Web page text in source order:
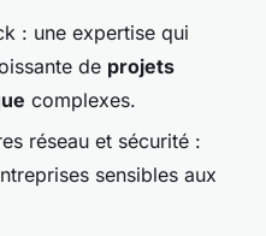
: une expertise qui
de projets
complexes.
réseau et sécurité :
sensibles aux